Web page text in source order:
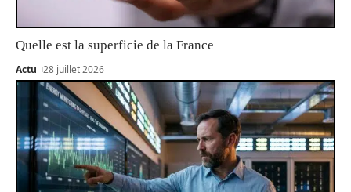
Quelle est la superficie de la France
Actu 28 juillet 2026